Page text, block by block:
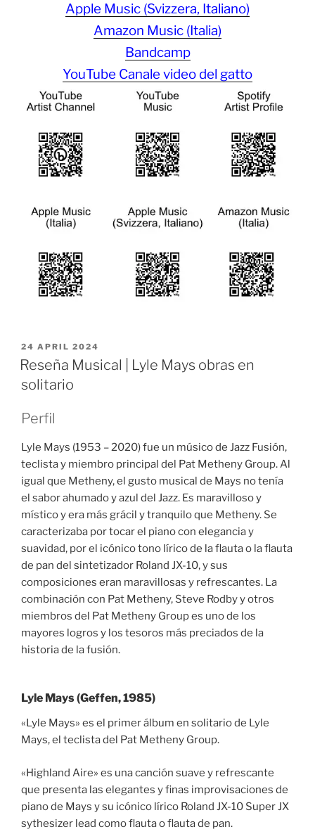
Apple Music (Svizzera, Italiano)
Amazon Music (Italia)
Bandcamp
YouTube Canale video del gatto
POSTED
ON
24 APRIL 2024
Reseña Musical | Lyle Mays obras en
solitario
Perfil
Lyle Mays (1953 – 2020) fue un músico de Jazz Fusión,
teclista y miembro principal del Pat Metheny Group. Al
igual que Metheny, el gusto musical de Mays no tenía
el sabor ahumado y azul del Jazz. Es maravilloso y
místico y era más grácil y tranquilo que Metheny. Se
caracterizaba por tocar el piano con elegancia y
suavidad, por el icónico tono lírico de la flauta o la flauta
de pan del sintetizador Roland JX-10, y sus
composiciones eran maravillosas y refrescantes. La
combinación con Pat Metheny, Steve Rodby y otros
miembros del Pat Metheny Group es uno de los
mayores logros y los tesoros más preciados de la
historia de la fusión.
Lyle Mays (Geffen, 1985)
«Lyle Mays» es el primer álbum en solitario de Lyle
Mays, el teclista del Pat Metheny Group.
«Highland Aire» es una canción suave y refrescante
que presenta las elegantes y finas improvisaciones de
piano de Mays y su icónico lírico Roland JX-10 Super JX
sythesizer lead como flauta o flauta de pan.